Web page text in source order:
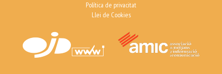
Política de privacitat
Llei de Cookies